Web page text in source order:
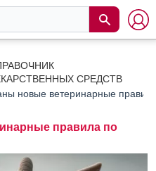
СРЕДСТВ
новые ветеринарные
правила по